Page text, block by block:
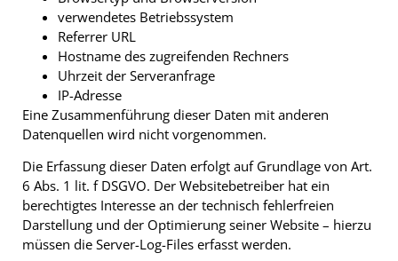
verwendetes Betriebssystem
Referrer URL
Hostname des zugreifenden Rechners
Uhrzeit der Serveranfrage
IP-Adresse
Eine Zusammenführung dieser Daten mit anderen
Datenquellen wird nicht vorgenommen.
Die Erfassung dieser Daten erfolgt auf Grundlage von Art.
6 Abs. 1 lit. f DSGVO. Der Websitebetreiber hat ein
berechtigtes Interesse an der technisch fehlerfreien
Darstellung und der Optimierung seiner Website – hierzu
müssen die Server-Log-Files erfasst werden.